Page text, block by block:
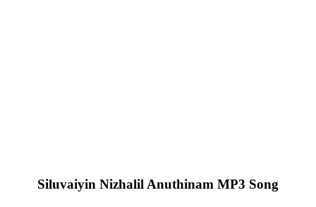
Siluvaiyin Nizhalil Anuthinam MP3 Song